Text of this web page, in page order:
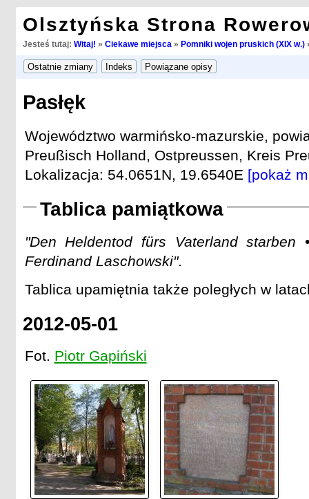
Olsztyńska Strona
Jesteś tutaj: Witaj! » Ciekawe miejsca » Pomniki wojen pruskich (XIX w.)
Pasłęk
Województwo warmińsko-mazurskie,
Preußisch Holland, Ostpreussen, Kreis
Lokalizacja: 54.0651N, 19.6540E [pokaż
Tablica pamiątkowa
"Den Heldentod fürs Vaterland starben
Ferdinand Laschowski".
Tablica upamiętnia także poległych w
2012-05-01
Fot. Piotr Gapiński